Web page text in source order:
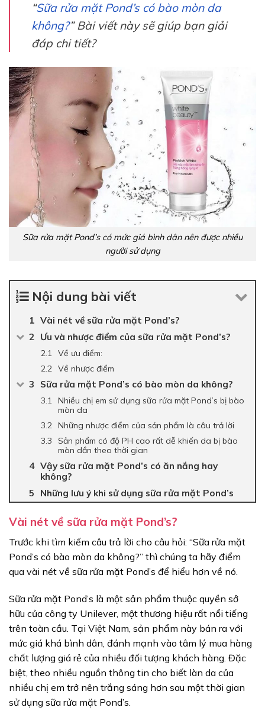
“Sữa rửa mặt Pond’s có bào mòn da
không?” Bài viết này sẽ giúp bạn giải
đáp chi tiết?
Sữa rửa mặt Pond’s có mức giá bình dân nên được nhiều
người sử dụng
Nội dung bài viết
Vài nét về sữa rửa mặt Pond’s?
Ưu và nhược điểm của sữa rửa mặt Pond’s?
Về ưu điểm:
Về nhược điểm
Sữa rửa mặt Pond’s có bào mòn da không?
Nhiều chị em sử dụng sữa rửa mặt Pond’s bị bào
mòn da
Những nhược điểm của sản phẩm là câu trả lời
Sản phẩm có độ PH cao rất dễ khiến da bị bào
mòn dần theo thời gian
Vậy sữa rửa mặt Pond’s có ăn nắng hay
không?
Những lưu ý khi sử dụng sữa rửa mặt Pond’s
Vài nét về sữa rửa mặt Pond’s?
Trước khi tìm kiếm câu trả lời cho câu hỏi: “Sữa rửa mặt
Pond’s có bào mòn da không?” thì chúng ta hãy điểm
qua vài nét về sữa rửa mặt Pond’s để hiểu hơn về nó.
Sữa rửa mặt Pond’s là một sản phẩm thuộc quyền sở
hữu của công ty Unilever, một thương hiệu rất nổi tiếng
trên toàn cầu. Tại Việt Nam, sản phẩm này bán ra với
mức giá khá bình dân, đánh mạnh vào tâm lý mua hàng
chất lượng giá rẻ của nhiều đối tượng khách hàng. Đặc
biệt, theo nhiều nguồn thông tin cho biết làn da của
nhiều chị em trở nên trắng sáng hơn sau một thời gian
sử dụng sữa rửa mặt Pond’s.